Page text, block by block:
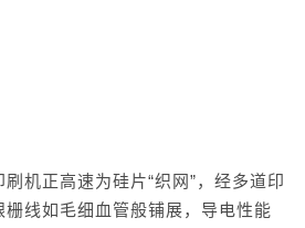
机正高速为硅片“织网”，经多道印
栅线如毛细血管般铺展，导电性能